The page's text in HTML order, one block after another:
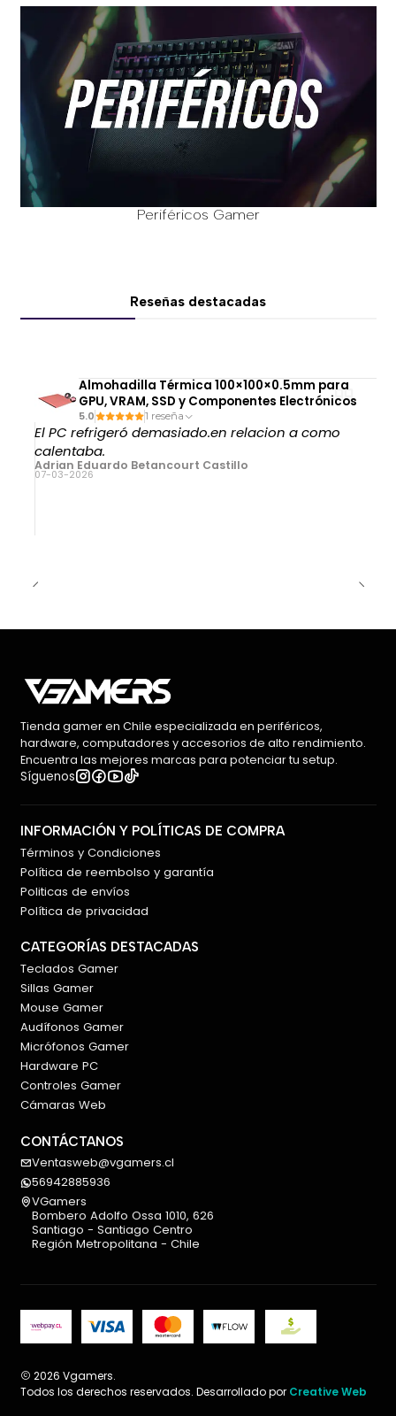
Periféricos Gamer
Reseñas destacadas
Almohadilla Térmica 100×100×0.5mm para
GPU, VRAM, SSD y Componentes Electrónicos
5.0 1 reseña
El PC refrigeró demasiado.en relacion a como
calentaba.
Adrian Eduardo Betancourt Castillo
07-03-2026
Tienda gamer en Chile especializada en periféricos,
hardware, computadores y accesorios de alto rendimiento.
Encuentra las mejores marcas para potenciar tu setup.
Síguenos
INFORMACIÓN Y POLÍTICAS DE COMPRA
Términos y Condiciones
Política de reembolso y garantía
Politicas de envíos
Política de privacidad
CATEGORÍAS DESTACADAS
Teclados Gamer
Sillas Gamer
Mouse Gamer
Audífonos Gamer
Micrófonos Gamer
Hardware PC
Controles Gamer
Cámaras Web
CONTÁCTANOS
Ventasweb@vgamers.cl
56942885936
VGamers
Bombero Adolfo Ossa 1010, 626
Santiago - Santiago Centro
Región Metropolitana - Chile
2026 Vgamers.
Todos los derechos reservados. Desarrollado por Creative Web